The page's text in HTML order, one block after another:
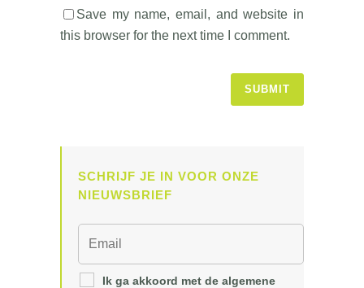
Save my name, email, and website in
this browser for the next time I comment.
SCHRIJF JE IN VOOR ONZE
NIEUWSBRIEF
Ik ga akkoord met de algemene